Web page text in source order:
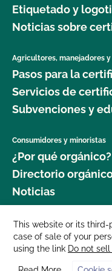
Etiquetado y
Noticias sobre
Agricultores, manejadores
Pasos para la
Servicios de
Subvenciones y
Consumidores y minoristas
¿Por qué orgánico?
Directorio
Noticias
Donar
Carreras
Sala de prensa
This website or its
case of sale of your
using the link Do not